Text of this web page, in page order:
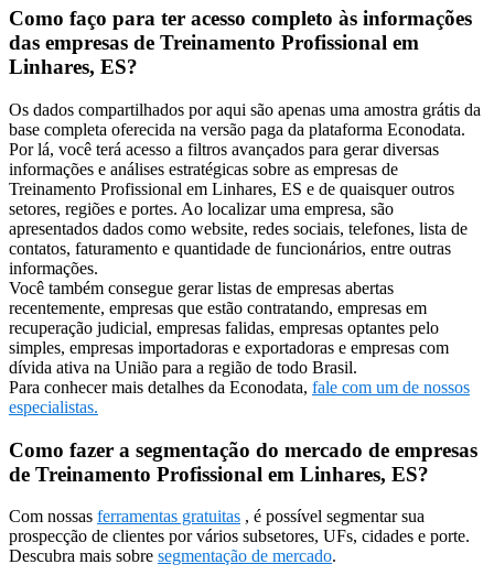
Como faço para ter acesso completo às informações
das empresas de Treinamento Profissional em
Linhares, ES?
Os dados compartilhados por aqui são apenas uma amostra grátis da
base completa oferecida na versão paga da plataforma Econodata.
Por lá, você terá acesso a filtros avançados para gerar diversas
informações e análises estratégicas sobre as empresas de
Treinamento Profissional em Linhares, ES e de quaisquer outros
setores, regiões e portes. Ao localizar uma empresa, são
apresentados dados como website, redes sociais, telefones, lista de
contatos, faturamento e quantidade de funcionários, entre outras
informações.
Você também consegue gerar listas de empresas abertas
recentemente, empresas que estão contratando, empresas em
recuperação judicial, empresas falidas, empresas optantes pelo
simples, empresas importadoras e exportadoras e empresas com
dívida ativa na União para a região de todo Brasil.
Para conhecer mais detalhes da Econodata, fale com um de nossos
especialistas.
Como fazer a segmentação do mercado de empresas
de Treinamento Profissional em Linhares, ES?
Com nossas ferramentas gratuitas , é possível segmentar sua
prospecção de clientes por vários subsetores, UFs, cidades e porte.
Descubra mais sobre segmentação de mercado.